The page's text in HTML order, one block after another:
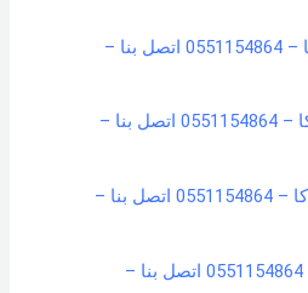
شركة تنظيف خزانات بسكاكا – 0551154864 اتصل بنا –
شركة تنظيف مكيفات بسكاكا – 0551154864 اتصل بنا –
شركة مكافحة حشرات بسكاكا – 0551154864 اتصل بنا –
شركة رش مبيدات بسكاكا – 0551154864 اتصل بنا –